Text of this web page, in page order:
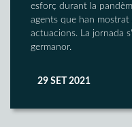
esforç durant la
agents que han
actuacions. La jornada
germanor.
29 SET 2021